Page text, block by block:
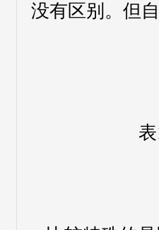
没有区别。但
表